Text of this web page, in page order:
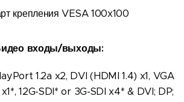
крепления VESA 100x100
входы/выходы:
1.2a x2, DVI (HDMI 1.4) x1, VGA
12G-SDI* or 3G-SDI x4* & DVI; DP;